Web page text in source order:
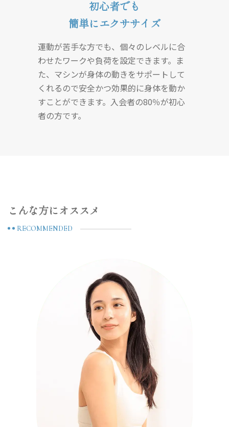
初心者でも
簡単にエクササイズ
運動が苦手な方でも、個々のレベルに合
わせたワークや負荷を設定できます。ま
た、マシンが身体の動きをサポートして
くれるので安全かつ効果的に身体を動か
すことができます。入会者の80％が初心
者の方です。
こんな方にオススメ
RECOMMENDED